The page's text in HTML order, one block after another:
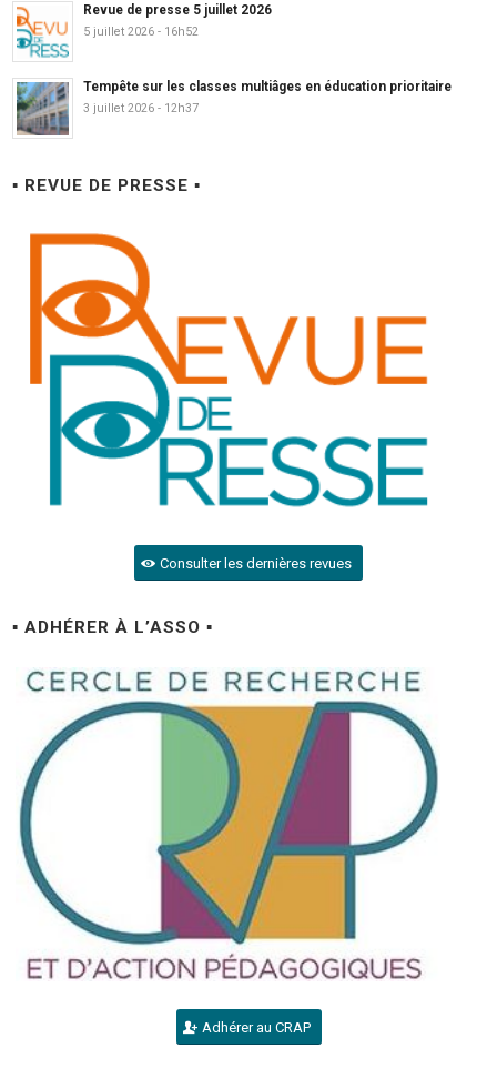
Revue de presse 5 juillet 2026
5 juillet 2026 - 16h52
Tempête sur les classes multiâges en éducation prioritaire
3 juillet 2026 - 12h37
▪ REVUE DE PRESSE ▪
Consulter les dernières revues
▪ ADHÉRER À L’ASSO ▪
Adhérer au CRAP